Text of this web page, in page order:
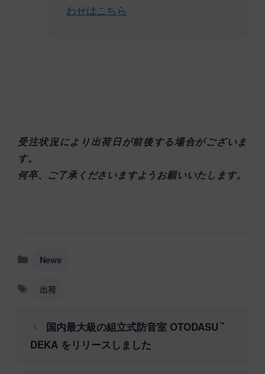
わせはこちら
受注状況により出荷日が前後する場合がございま
す。
何卒、ご了承くださいますようお願いいたします。
カ
ゴ
News
タ出荷
国内最大級の組立式防音室 OTODASU ™
DEKA をリリースしました